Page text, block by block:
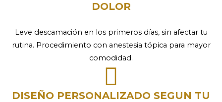
DOLOR
Leve descamación en los primeros días, sin afectar tu
rutina. Procedimiento con anestesia tópica para mayor
comodidad.
DISEÑO PERSONALIZADO SEGUN TU